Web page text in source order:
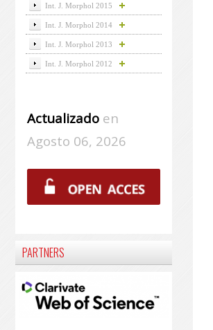
Int. J. Morphol 2015
Int. J. Morphol 2014
Int. J. Morphol 2013
Int. J. Morphol 2012
Actualizadoen
Agosto 06, 2026
PARTNERS